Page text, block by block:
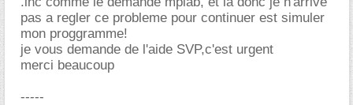
pas a regler ce probleme pour continuer est simuler
mon proggramme!
je vous demande de l'aide SVP,c'est urgent
merci beaucoup
-----